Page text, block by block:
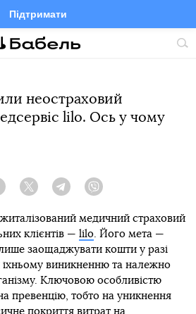
Підтримати
FacebookTelegramTwitter
неостраховий
lilo. Ось у чому
Twitter TelegramViber
медичний страховий
клієнтів — lilo. Його мета —
заощаджувати кошти у разі
їхньому виникненню та належно
Ключовою особливістю
превенцію, тобто на уникнення
покриття витрат на